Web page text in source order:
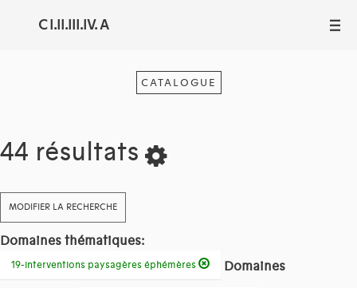
C I.II.III.IV. A III
CATALOGUE
44 résultats
MODIFIER LA RECHERCHE
Domaines thématiques:
19-interventions paysagères éphémères Domaines